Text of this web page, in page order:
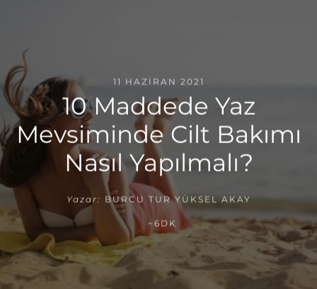
11 HAZIRAN 2021
10 Maddede Yaz
Mevsiminde Cilt Bakımı
Nasıl Yapılmalı?
Yazar: BURCU TUR YÜKSEL AKAY
~6DK